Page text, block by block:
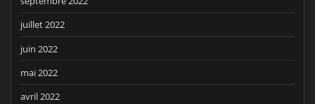
juillet 2022
juin 2022
mai 2022
avril 2022